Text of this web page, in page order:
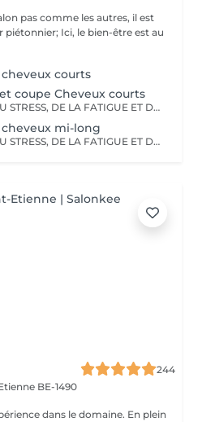
pas comme les autres, il est
Ici, le bien-être est au
courts
coupe Cheveux courts
hydro-dhara IL SOULAGE DU STRESS, DE LA FATIGUE ET DES TENSIONS ÉMOTIONNELLES EN RÉÉQUILIBRANT LE SYSTÈME PSY-CHO-PHYSIQUE ET EN INDUISANT UN ÉTAT DE DÉTENTE ET DE SÉRÉNITÉ. Shampooing, soin, massages, coiffage, tout est inclus!
mi-long
hydro-dhara IL SOULAGE DU STRESS, DE LA FATIGUE ET DES TENSIONS ÉMOTIONNELLES EN RÉÉQUILIBRANT LE SYSTÈME PSY-CHO-PHYSIQUE ET EN INDUISANT UN ÉTAT DE DÉTENTE ET DE SÉRÉNITÉ. Shampooing, soin, massages, coiffage, tout est inclus!
244
BE-1490
dans le domaine. En plein